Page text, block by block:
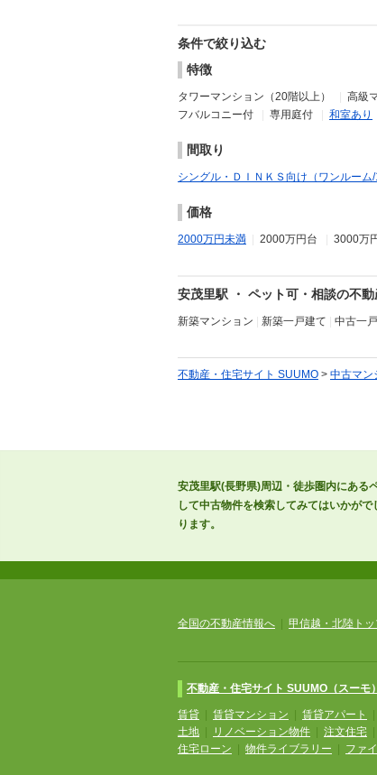
条件で絞り込む
特徴
タワーマンション（20階以上） 高級
フバルコニー付
専用庭付 和室あり
間取り
シングル・ＤＩＮＫＳ向け（ワンルーム
価格
2000万円未満 2000万円台 3000万
安茂里駅 ・ ペット可・相談の不
新築マンション 新築一戸建て 中古一
不動産・住宅サイト SUUMO > 中古マン
安茂里駅(長野県)周辺・徒歩圏内にある
して中古物件を検索してみてはいかが
ります。
全国の不動産情報へ 甲信越・北陸ト
不動産・住宅サイト SUUMO（スーモ）
賃貸 賃貸マンション 賃貸アパート
土地
リノベーション物件 注文住宅
住宅ローン
物件ライブラリー ファ